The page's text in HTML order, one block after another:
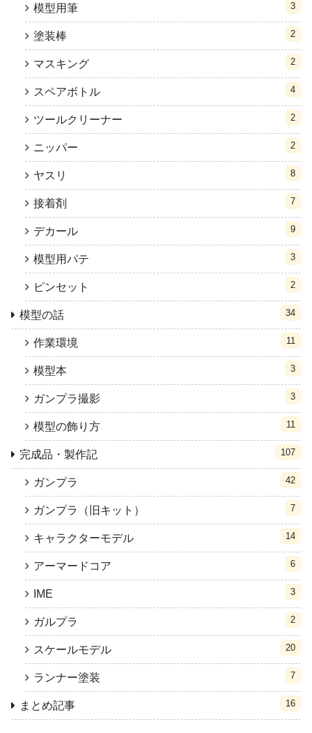
模型用筆 3
塗装棒 2
マスキング 2
スペアボトル 4
ツールクリーナー 2
ニッパー 2
ヤスリ 8
接着剤 7
デカール 9
模型用パテ 3
ピンセット 2
模型の話 34
作業環境 11
模型本 3
ガンプラ撮影 3
模型の飾り方 11
完成品・製作記 107
ガンプラ 42
ガンプラ（旧キット） 7
キャラクターモデル 14
アーマードコア 6
IME 3
ガルプラ 2
スケールモデル 20
ランナー塗装 7
まとめ記事 16